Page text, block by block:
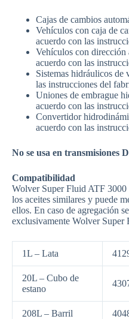
Cajas de cambios
Vehículos con caja de
acuerdo con las
Vehículos con dirección
acuerdo con las
Sistemas hidráulicos de
las instrucciones del
Uniones de embrague
acuerdo con las
Convertidor
acuerdo con las
No se usa en transmisiones
Compatibilidad
Wolver Super Fluid ATF 3000
los aceites similares y puede
ellos. En caso de agregación
exclusivamente Wolver Super
1L – Lata
20L – Cubo de
estano
208L – Barril